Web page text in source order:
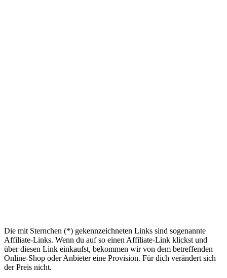
Die mit Sternchen (*) gekennzeichneten Links sind sogenannte
Affiliate-Links. Wenn du auf so einen Affiliate-Link klickst und
über diesen Link einkaufst, bekommen wir von dem betreffenden
Online-Shop oder Anbieter eine Provision. Für dich verändert sich
der Preis nicht.